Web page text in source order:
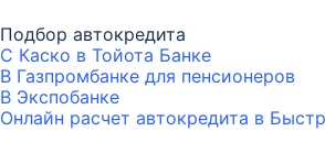
Подбор автокредита
С Каско в Тойота Банке
В Газпромбанке для пенсионеров
В Экспобанке
Онлайн расчет автокредита в